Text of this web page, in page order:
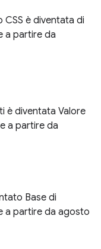
CSS è diventata di
a partire da
è diventata Valore
a partire da
Base di
a partire da agosto